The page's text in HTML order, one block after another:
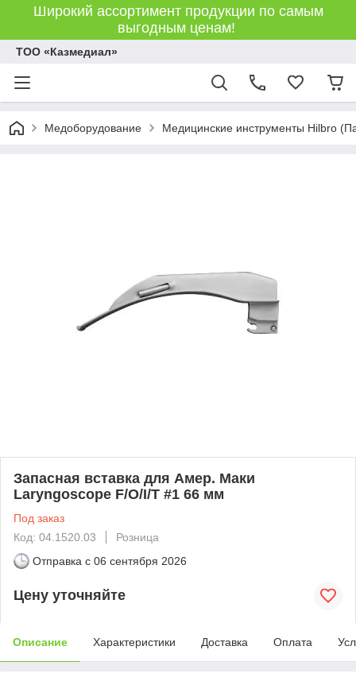
Широкий ассортимент продукции по самым
выгодным ценам!
ТОО «Казмедиал»
Медоборудование Медицинские инструменты Hilbro
Запасная вставка для Амер. Маки
Laryngoscope F/O/I/T #1 66 мм
Под заказ
Код: 04.1520.03
Розница
Отправка с 06 сентября 2026
Цену уточняйте
Описание Характеристики Доставка Оплата